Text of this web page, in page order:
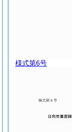
様式第6号